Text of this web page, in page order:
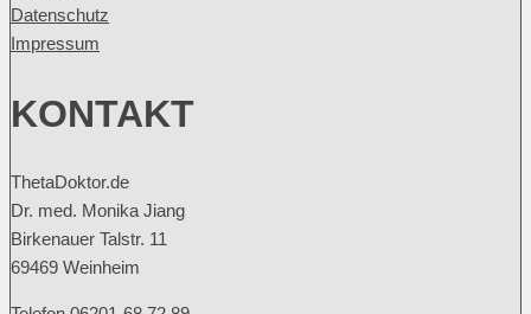
Datenschutz
Impressum
KONTAKT
ThetaDoktor.de
Dr. med. Monika Jiang
Birkenauer Talstr. 11
69469 Weinheim